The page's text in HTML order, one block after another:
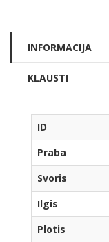
INFORMACIJA
KLAUSTI
ID
Praba
Svoris
Ilgis
Plotis